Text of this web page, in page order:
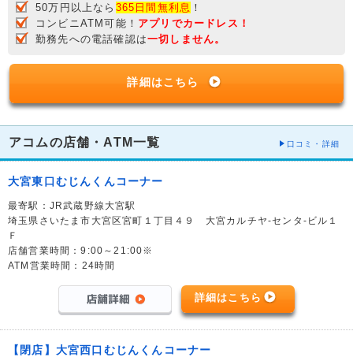
50万円以上なら 365日間無利息 ！
コンビニATM可能！ アプリでカードレス！
勤務先への電話確認は一切しません。
詳細はこちら
アコムの店舗・ATM一覧 口コミ・詳細
大宮東口むじんくんコーナー
最寄駅：JR武蔵野線大宮駅
埼玉県さいたま市大宮区宮町１丁目４９ 大宮カルチヤ-センタ-ビル１
Ｆ
店舗営業時間：9:00～21:00※
ATM営業時間：24時間
詳細はこちら
【閉店】大宮西口むじんくんコーナー